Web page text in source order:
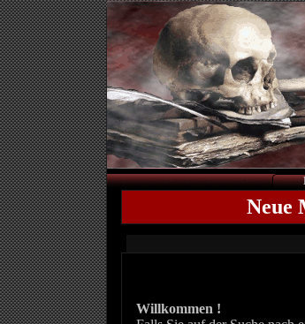
Neue
Willkommen !